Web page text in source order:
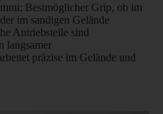
Bestmöglicher Grip, ob im
im sandigen Gelände
Antriebsteile sind
langsamer
präzise im Gelände und